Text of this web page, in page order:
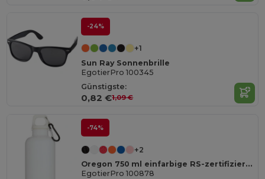
-24%
+1
Sun Ray Sonnenbrille
EgotierPro 100345
Günstigste:
0,82 €1,09 €
-74%
+2
Oregon 750 ml einfarbige RS-zertifizierte Wasserflasche aus recyceltem Kunststoff mit Karabinerhaken
EgotierPro 100878